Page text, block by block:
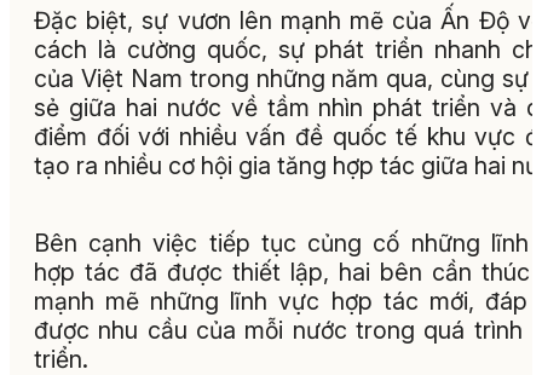
Đặc biệt, sự vươn lên mạnh mẽ của Ấn Độ
cách là cường quốc, sự phát triển nhanh
của Việt Nam trong những năm qua, cùng sự
sẻ giữa hai nước về tầm nhìn phát triển và
điểm đối với nhiều vấn đề quốc tế khu vực
tạo ra nhiều cơ hội gia tăng hợp tác giữa hai
Bên cạnh việc tiếp tục củng cố những lĩnh
hợp tác đã được thiết lập, hai bên cần thúc
mạnh mẽ những lĩnh vực hợp tác mới, đáp
được nhu cầu của mỗi nước trong quá trình
triển.